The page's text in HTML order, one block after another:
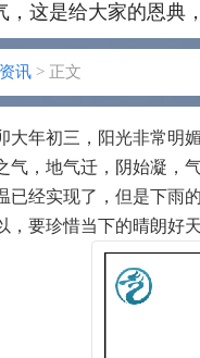
，这是给大家的恩典
资讯 > 正文
大年初三，阳光非常明
气，地气迁，阴始凝，
已经实现了，但是下雨
，要珍惜当下的晴朗好